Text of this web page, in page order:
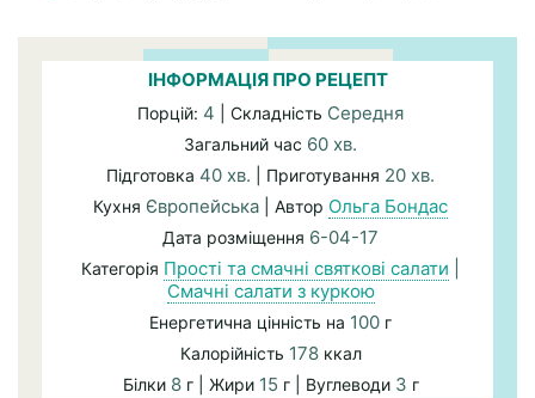
ІНФОРМАЦІЯ ПРО РЕЦЕПТ
Порцій: 4 | Складність Середня
Загальний час 60 хв.
Підготовка 40 хв. | Приготування 20 хв.
Кухня Європейська | Автор Ольга Бондас
Дата розміщення 6-04-17
Категорія Прості та смачні святкові салати
Смачні салати з куркою
Енергетична цінність на 100 г
Калорійність 178ккал
Білки 8г | Жири 15 г | Вуглеводи 3 г